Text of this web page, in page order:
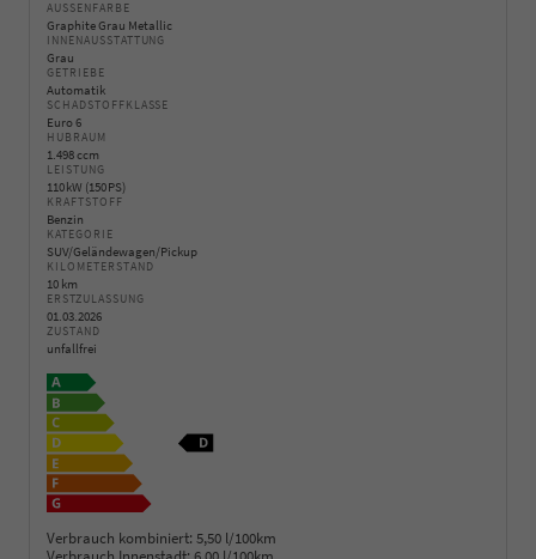
AUSSENFARBE
Graphite Grau Metallic
INNENAUSSTATTUNG
Grau
GETRIEBE
Automatik
SCHADSTOFFKLASSE
Euro 6
HUBRAUM
1.498 ccm
LEISTUNG
110 kW (150 PS)
KRAFTSTOFF
Benzin
KATEGORIE
SUV/Geländewagen/Pickup
KILOMETERSTAND
10 km
ERSTZULASSUNG
01.03.2026
ZUSTAND
unfallfrei
Verbrauch kombiniert: 5,50 l/100km